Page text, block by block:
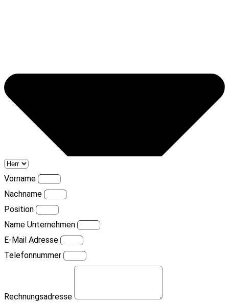
Vorname
Nachname
Position
Name Unternehmen
E-Mail Adresse
Telefonnummer
Rechnungsadresse